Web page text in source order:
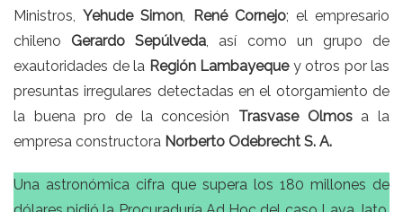
Ministros,Yehude Simon René Cornejo; el empresario
chilenoGerardo Sepúlveda , así como un grupo de
exautoridades de la Región Lambayequey otros por las
presuntas irregulares detectadas en el otorgamiento de
la buena pro de la concesión Trasvase Olmosa la
empresa constructora Norberto Odebrecht S. A.
Una astronómica cifra que supera los 180 millones de